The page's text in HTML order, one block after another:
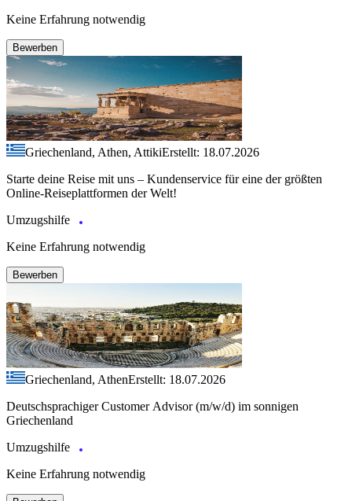
Keine Erfahrung notwendig
Bewerben
Griechenland, Athen, AttikiErstellt: 18.07.2026
Starte deine Reise mit uns – Kundenservice für eine der größten
Online-Reiseplattformen der Welt!
Umzugshilfe
Keine Erfahrung notwendig
Bewerben
Griechenland, AthenErstellt: 18.07.2026
Deutschsprachiger Customer Advisor (m/w/d) im sonnigen
Griechenland
Umzugshilfe
Keine Erfahrung notwendig